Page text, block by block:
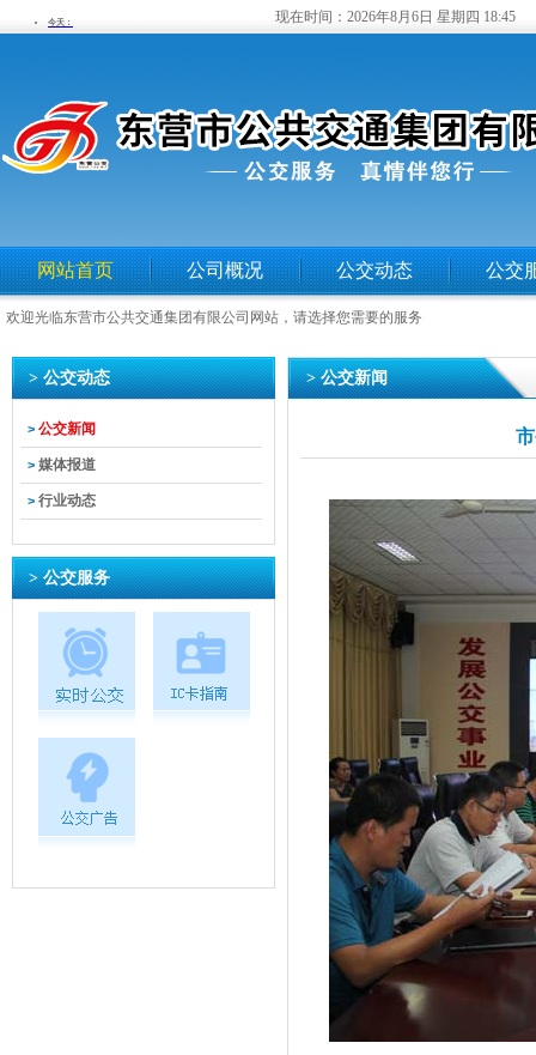
现在时间： 2026年8月6日 星期四 18:45
网站首页 公司概况 公交动态 公交
欢迎光临东营市公共交通集团有限公司网站，请选择您需要的服务
> 公交动态
> 公交新闻
> 媒体报道
> 行业动态
> 公交服务
> 公交新闻